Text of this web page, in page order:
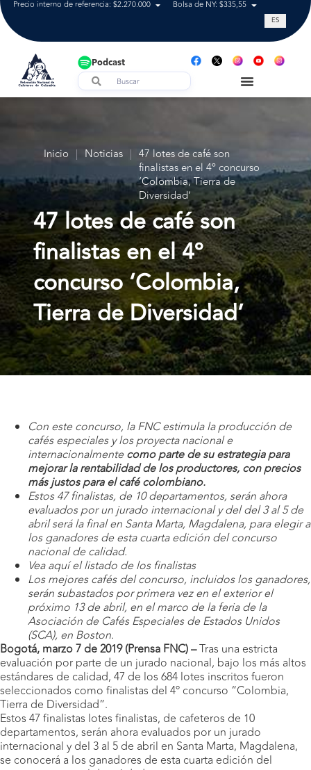
Precio interno de referencia: $2.270.000 Bolsa de NY: $335,55 Tasa de
ES
Podcast
Inicio | Noticias | 47 lotes de café son
finalistas en el 4º concurso
‘Colombia, Tierra de
Diversidad’
47 lotes de café son
finalistas en el 4º
concurso ‘Colombia,
Tierra de Diversidad’
Con este concurso, la FNC estimula la producción de
cafés especiales y los proyecta nacional e
internacionalmente como parte de su estrategia para
mejorar la rentabilidad de los productores, con precios
más justos para el café colombiano.
Estos 47 finalistas, de 10 departamentos, serán ahora
evaluados por un jurado internacional y del del 3 al 5 de
abril será la final en Santa Marta, Magdalena, para elegir a
los ganadores de esta cuarta edición del concurso
nacional de calidad.
Vea aquí el listado de los finalistas
Los mejores cafés del concurso, incluidos los ganadores,
serán subastados por primera vez en el exterior el
próximo 13 de abril, en el marco de la feria de la
Asociación de Cafés Especiales de Estados Unidos
(SCA), en Boston.
Bogotá, marzo 7 de 2019 (Prensa FNC) –Tras una estricta
evaluación por parte de un jurado nacional, bajo los más altos
estándares de calidad, 47 de los 684 lotes inscritos fueron
seleccionados como finalistas del 4º concurso “Colombia,
Tierra de Diversidad”.
Estos 47 finalistas lotes finalistas, de cafeteros de 10
departamentos, serán ahora evaluados por un jurado
internacional y del 3 al 5 de abril en Santa Marta, Magdalena,
se conocerá a los ganadores de esta cuarta edición del